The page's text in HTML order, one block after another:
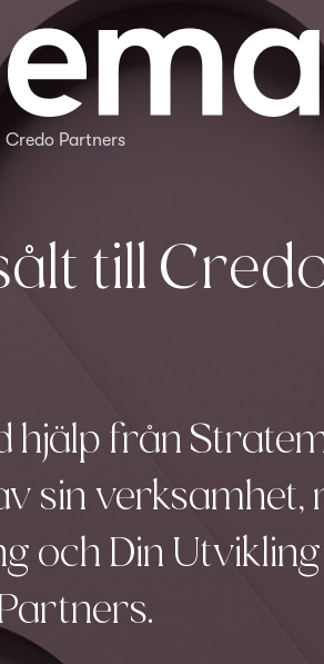
Partners
till
hjälp från
sin verksamhet,
och Din Utvikling